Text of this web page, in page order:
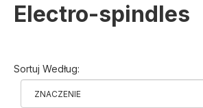
Electro-spindles
Sortuj Według: